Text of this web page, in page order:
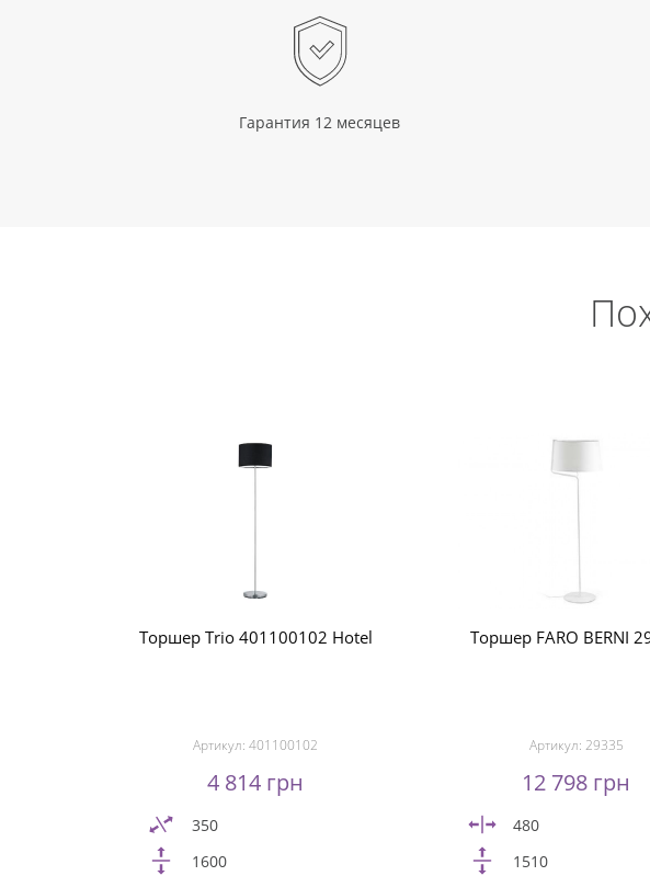
Гарантия 12 месяцев
Торшер Trio 401100102 Hotel
Артикул:401100102
4 814 грн
350
1600
Торшер FARO BERNI
Артикул: 29335
12 798 грн
480
1510